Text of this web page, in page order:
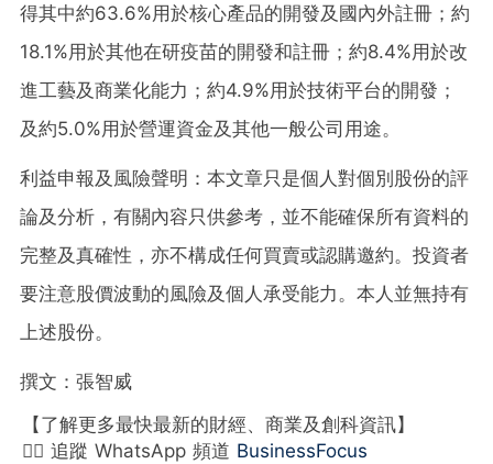
得其中約63.6%用於核心產品的開發及國內外註冊；約
18.1%用於其他在研疫苗的開發和註冊；約8.4%用於改
進工藝及商業化能力；約4.9%用於技術平台的開發；
及約5.0%用於營運資金及其他一般公司用途。
利益申報及風險聲明：本文章只是個人對個別股份的評
論及分析，有關內容只供參考，並不能確保所有資料的
完整及真確性，亦不構成任何買賣或認購邀約。投資者
要注意股價波動的風險及個人承受能力。本人並無持有
上述股份。
撰文：張智威
【了解更多最快最新的財經、商業及創科資訊】
👉🏻 追蹤 WhatsApp 頻道 BusinessFocus